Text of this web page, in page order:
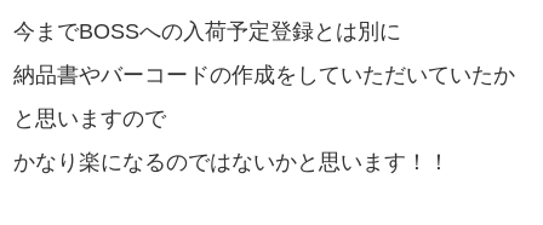
今までBOSSへの入荷予定登録とは別に
納品書やバーコードの作成をしていただいていたか
と思いますので
かなり楽になるのではないかと思います！！